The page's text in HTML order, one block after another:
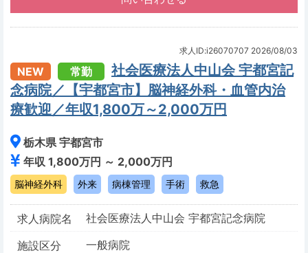
求人ID:i26070707 2026/08/03
NEW 常勤
社会医療法人中山会 宇都宮記
念病院／【宇都宮市】脳神経外科・血管内治
療歓迎／年収1,800万～2,000万円
栃木県 宇都宮市
年収 1,800万円 ～ 2,000万円
脳神経外科 外来 病棟管理 手術 救急
求人病院名
社会医療法人中山会 宇都宮記念病院
施設区分
一般病院